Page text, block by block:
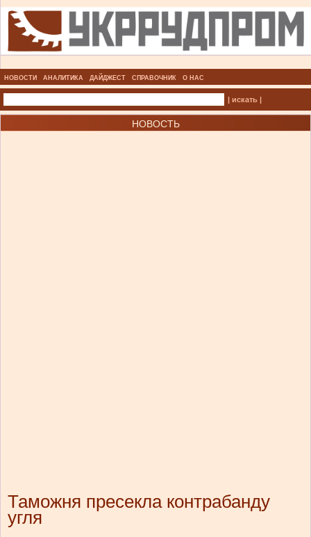
НОВОСТИ АНАЛИТИКА ДАЙДЖЕСТ СПРАВОЧНИК О НАС
| искать |
НОВОСТЬ
Таможня пресекла контрабанду
угля